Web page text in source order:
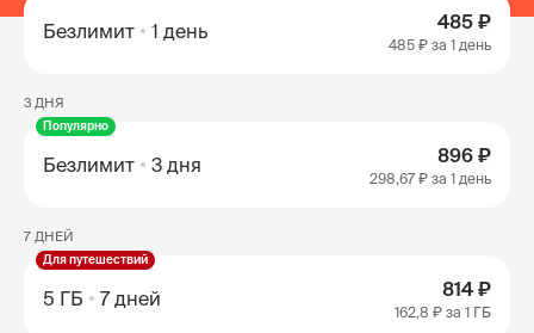
Безлимит 1 день 485 ₽
485 ₽ за 1 день
3 ДНЯ
Популярно
Безлимит 3 дня 896 ₽
298,67 ₽ за 1 день
7 ДНЕЙ
Для путешествий
5 ГБ 7 дней 814 ₽
162,8 ₽ за 1 ГБ